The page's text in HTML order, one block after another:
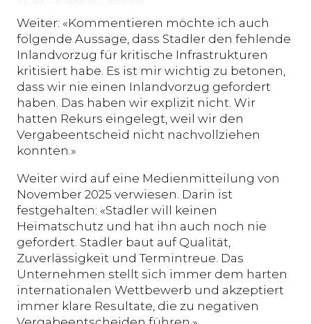
Weiter: «Kommentieren möchte ich auch
folgende Aussage, dass Stadler den fehlende
Inlandvorzug für kritische Infrastrukturen
kritisiert habe. Es ist mir wichtig zu betonen,
dass wir nie einen Inlandvorzug gefordert
haben. Das haben wir explizit nicht. Wir
hatten Rekurs eingelegt, weil wir den
Vergabeentscheid nicht nachvollziehen
konnten.»
Weiter wird auf eine Medienmitteilung von
November 2025 verwiesen. Darin ist
festgehalten: «Stadler will keinen
Heimatschutz und hat ihn auch noch nie
gefordert. Stadler baut auf Qualität,
Zuverlässigkeit und Termintreue. Das
Unternehmen stellt sich immer dem harten
internationalen Wettbewerb und akzeptiert
immer klare Resultate, die zu negativen